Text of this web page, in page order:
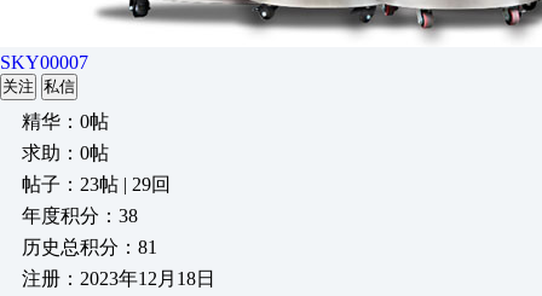
SKY00007
关注 私信
精华：0帖
求助：0帖
帖子：23帖 | 29回
年度积分：38
历史总积分：81
注册：2023年12月18日